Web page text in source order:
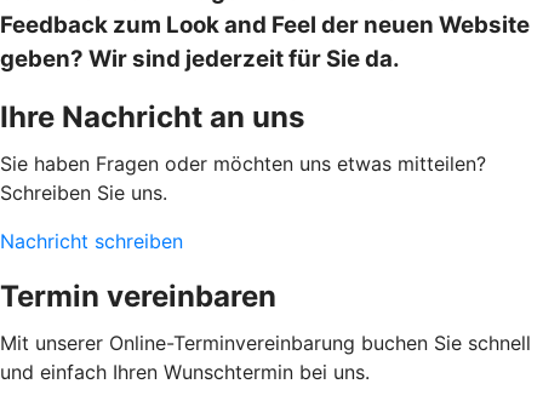
Feedback zum Look and Feel der neuen Website
geben? Wir sind jederzeit für Sie da.
Ihre Nachricht an uns
Sie haben Fragen oder möchten uns etwas mitteilen?
Schreiben Sie uns.
Nachricht schreiben
Termin vereinbaren
Mit unserer Online-Terminvereinbarung buchen Sie schnell
und einfach Ihren Wunschtermin bei uns.